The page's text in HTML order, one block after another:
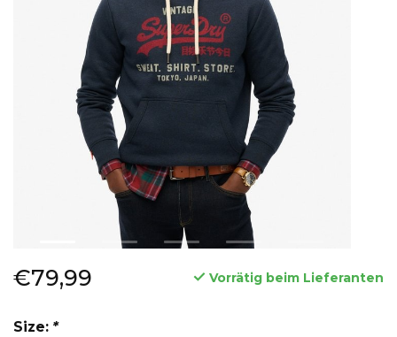
€79,99 Vorrätig beim Lieferanten
Size: *